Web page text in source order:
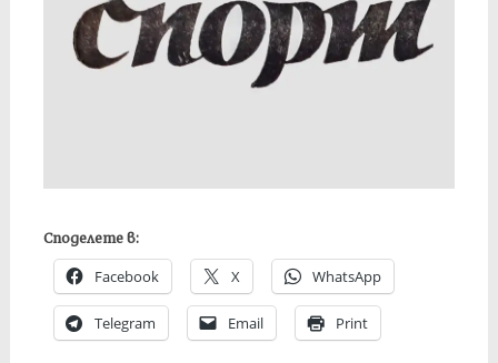
Споделете в:
Facebook X WhatsApp
Telegram Email Print